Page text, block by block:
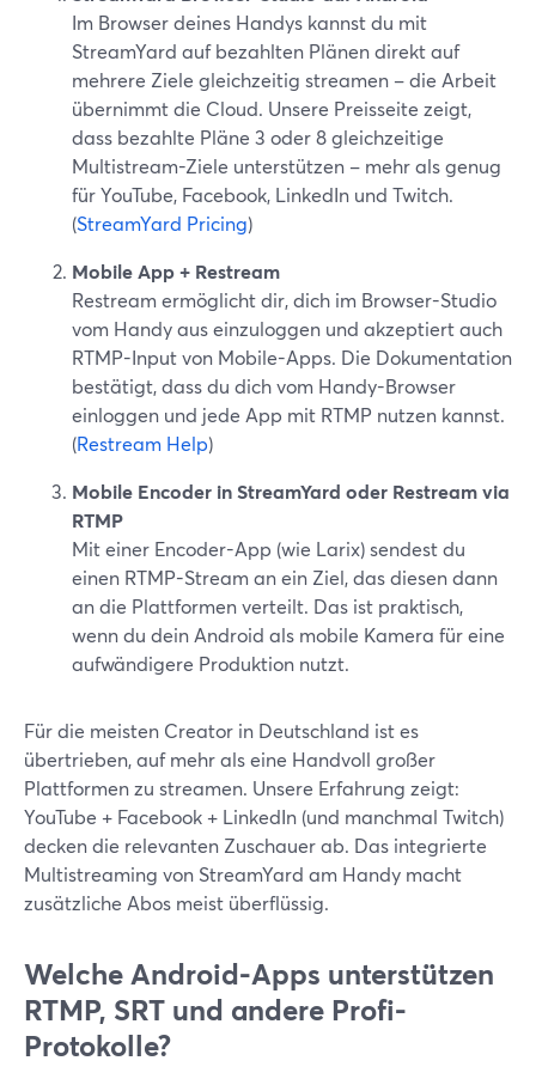
Im Browser deines Handys kannst du mit
StreamYard auf bezahlten Plänen direkt auf
mehrere Ziele gleichzeitig streamen – die Arbeit
übernimmt die Cloud. Unsere Preisseite zeigt,
dass bezahlte Pläne 3 oder 8 gleichzeitige
Multistream-Ziele unterstützen – mehr als genug
für YouTube, Facebook, LinkedIn und Twitch.
(StreamYard Pricing)
Mobile App + Restream
Restream ermöglicht dir, dich im Browser-Studio
vom Handy aus einzuloggen und akzeptiert auch
RTMP-Input von Mobile-Apps. Die Dokumentation
bestätigt, dass du dich vom Handy-Browser
einloggen und jede App mit RTMP nutzen kannst.
(Restream Help)
Mobile Encoder in StreamYard oder Restream via
RTMP
Mit einer Encoder-App (wie Larix) sendest du
einen RTMP-Stream an ein Ziel, das diesen dann
an die Plattformen verteilt. Das ist praktisch,
wenn du dein Android als mobile Kamera für eine
aufwändigere Produktion nutzt.
Für die meisten Creator in Deutschland ist es
übertrieben, auf mehr als eine Handvoll großer
Plattformen zu streamen. Unsere Erfahrung zeigt:
YouTube + Facebook + LinkedIn (und manchmal Twitch)
decken die relevanten Zuschauer ab. Das integrierte
Multistreaming von StreamYard am Handy macht
zusätzliche Abos meist überflüssig.
Welche Android-Apps unterstützen
RTMP, SRT und andere Profi-
Protokolle?